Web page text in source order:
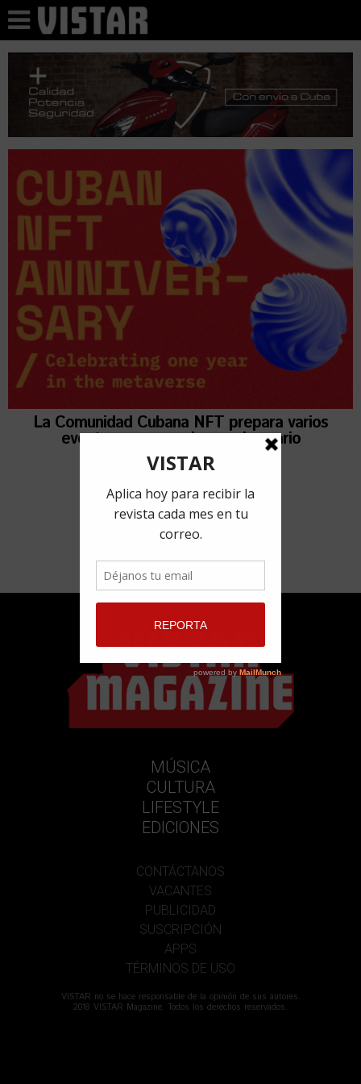
La Comunidad Cubana NFT prepara varios
eventos para su primer aniversario
10 marzo, 2022 porAdyz Lien Rivero
MÚSICA
CULTURA
LIFESTYLE
EDICIONES
CONTÁCTANOS
VACANTES
PUBLICIDAD
SUSCRIPCIÓN
APPS
TÉRMINOS DE USO
VISTAR no se hace responsable de la opinión de sus autores.
2018 VISTAR Magazine. Todos los derechos reservados.